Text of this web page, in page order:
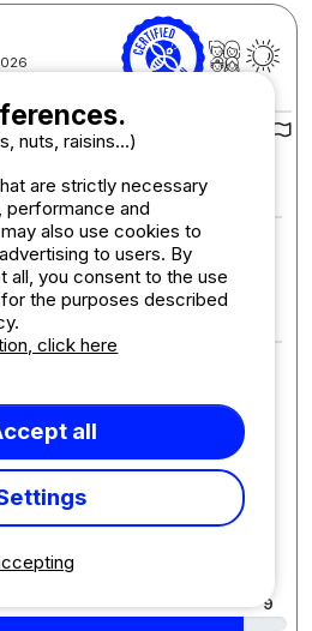
- 04/07/2026
Mobil Home Baltique CLIM 6p
de la mer .
pour votre retour ! Nous
de notre terrain ... Read more
campsite
9
nuts, raisins...)
are strictly necessary
and
also use cookies to
to users. By
all, you consent to the use
the purposes described
click here
all